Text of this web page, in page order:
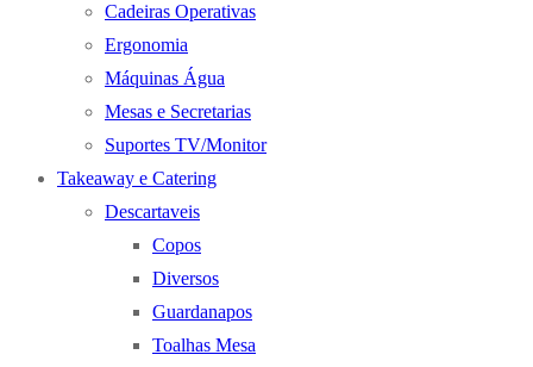
Cadeiras Operativas
Ergonomia
Máquinas Água
Mesas e Secretarias
Suportes TV/Monitor
Takeaway e Catering
Descartaveis
Copos
Diversos
Guardanapos
Toalhas Mesa